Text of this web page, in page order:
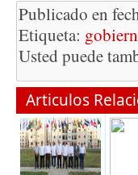
Publicado en
Etiqueta:
Usted puede
Articulos